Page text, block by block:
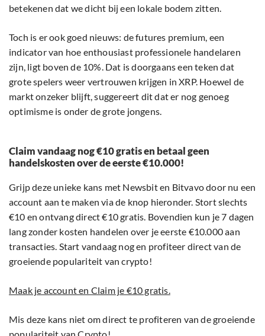
betekenen dat we dicht bij een lokale bodem zitten.
Toch is er ook goed nieuws: de futures premium, een
indicator van hoe enthousiast professionele handelaren
zijn, ligt boven de 10%. Dat is doorgaans een teken dat
grote spelers weer vertrouwen krijgen in XRP. Hoewel de
markt onzeker blijft, suggereert dit dat er nog genoeg
optimisme is onder de grote jongens.
Claim vandaag nog €10 gratis en betaal geen
handelskosten over de eerste €10.000!
Grijp deze unieke kans met Newsbit en Bitvavo door nu een
account aan te maken via de knop hieronder. Stort slechts
€10 en ontvang direct €10 gratis. Bovendien kun je 7 dagen
lang zonder kosten handelen over je eerste €10.000 aan
transacties. Start vandaag nog en profiteer direct van de
groeiende populariteit van crypto!
Maak je account en Claim je €10 gratis.
Mis deze kans niet om direct te profiteren van de groeiende